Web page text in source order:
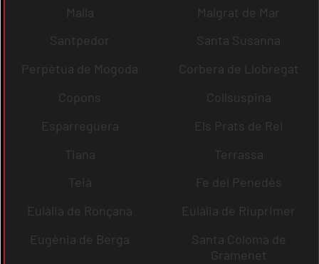
Malla
Malgrat de Mar
Santpedor
Santa Susanna
Perpètua de Mogoda
Corbera de Llobregat
Copons
Collsuspina
Esparreguera
Els Prats de Rei
Tiana
Terrassa
Teià
Fe del Penedès
Eulàlia de Ronçana
Eulàlia de Riuprimer
Eugènia de Berga
Santa Coloma de
Gramenet